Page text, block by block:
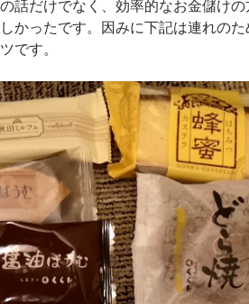
話だけでなく、効率的なお金儲けの
かったです。因みに下記は連れのた
です。